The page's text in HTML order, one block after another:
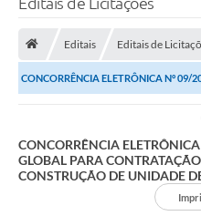
Editais Editais de
CONCORRÊNCIA ELETRÔNICA N° 09/
CONTRATAÇÃO DE EMPRESA PARA
CONCORRÊNCIA
GLOBAL PARA
CONSTRUÇÃO DE UNIDADE